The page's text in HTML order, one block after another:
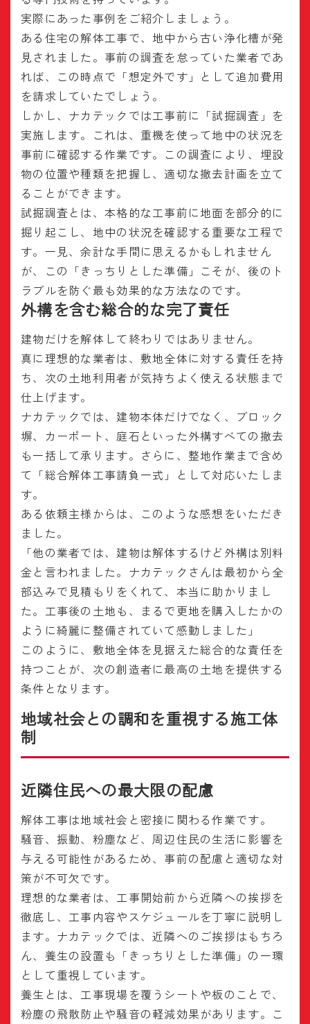
実際にあった事例をご紹介しましょう。
ある住宅の解体工事で、地中から古い浄化槽が発
見されました。事前の調査を怠っていた業者であ
れば、この時点で「想定外です」として追加費用
を請求していたでしょう。
しかし、ナカテックでは工事前に「試掘調査」を
実施します。これは、重機を使って地中の状況を
事前に確認する作業です。この調査により、埋設
物の位置や種類を把握し、適切な撤去計画を立て
ることができます。
試掘調査とは、本格的な工事前に地面を部分的に
掘り起こし、地中の状況を確認する重要な工程で
す。一見、余計な手間に思えるかもしれません
が、この「きっちりとした準備」こそが、後のト
ラブルを防ぐ最も効果的な方法なのです。
外構を含む総合的な完了責任
建物だけを解体して終わりではありません。
真に理想的な業者は、敷地全体に対する責任を持
ち、次の土地利用者が気持ちよく使える状態まで
仕上げます。
ナカテックでは、建物本体だけでなく、ブロック
塀、カーポート、庭石といった外構すべての撤去
も一括して承ります。さらに、整地作業まで含め
て「総合解体工事請負一式」として対応いたしま
す。
ある依頼主様からは、このような感想をいただき
ました。
「他の業者では、建物は解体するけど外構は別料
金と言われました。ナカテックさんは最初から全
部込みで見積もりをくれて、本当に助かりまし
た。工事後の土地も、まるで更地を購入したかの
ように綺麗に整備されていて感動しました」
このように、敷地全体を見据えた総合的な責任を
持つことが、次の創造者に最高の土地を提供する
条件となります。
地域社会との調和を重視する施工体
制
近隣住民への最大限の配慮
解体工事は地域社会と密接に関わる作業です。
騒音、振動、粉塵など、周辺住民の生活に影響を
与える可能性があるため、事前の配慮と適切な対
策が不可欠です。
理想的な業者は、工事開始前から近隣への挨拶を
徹底し、工事内容やスケジュールを丁寧に説明し
ます。ナカテックでは、近隣へのご挨拶はもちろ
ん、養生の設置も「きっちりとした準備」の一環
として重視しています。
養生とは、工事現場を覆うシートや板のことで、
粉塵の飛散防止や騒音の軽減効果があります。こ